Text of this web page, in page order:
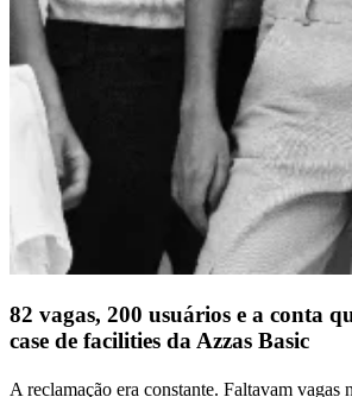
82 vagas, 200 usuários e a conta
case de facilities da Azzas Basic
A reclamação era constante. Faltavam vagas